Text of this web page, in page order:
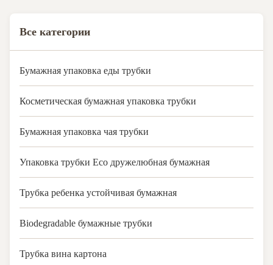
Все категории
Бумажная упаковка еды трубки
Косметическая бумажная упаковка трубки
Бумажная упаковка чая трубки
Упаковка трубки Eco дружелюбная бумажная
Трубка ребенка устойчивая бумажная
Biodegradable бумажные трубки
Трубка вина картона